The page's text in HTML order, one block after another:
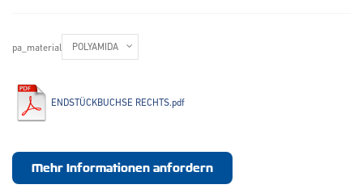
pa_material
ENDSTÜCKBUCHSE RECHTS.pdf
Mehr Informationen anfordern